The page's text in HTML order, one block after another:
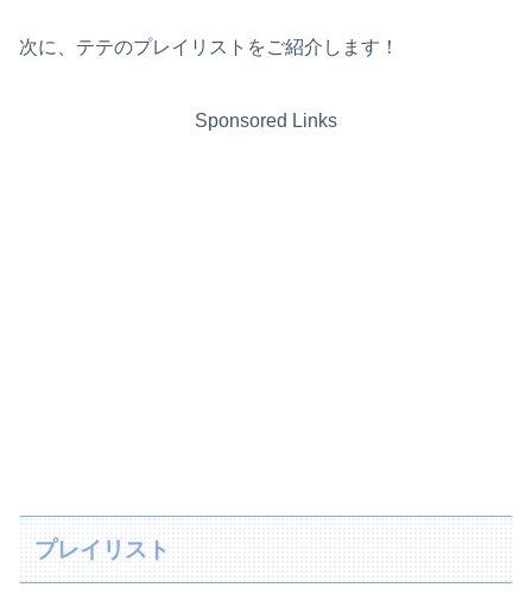
次に、テテのプレイリストをご紹介します！
Sponsored Links
プレイリスト